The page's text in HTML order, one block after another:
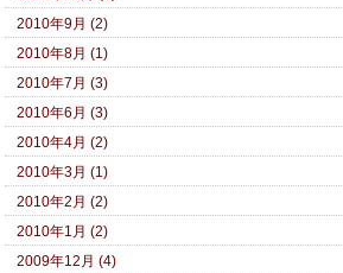
2010年9月 (2)
2010年8月 (1)
2010年7月 (3)
2010年6月 (3)
2010年4月 (2)
2010年3月 (1)
2010年2月 (2)
2010年1月 (2)
2009年12月 (4)